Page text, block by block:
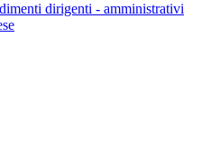
dirigenti - amministrativi